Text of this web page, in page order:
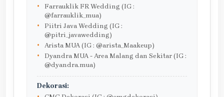
Farrauklik FR Wedding (IG :
@farrauklik_mua)
Piitri Java Wedding (IG :
@pitri_javawedding)
Arista MUA (IG : @arista_Maakeup)
Dyandra MUA - Area Malang dan Sekitar (IG :
@dyandra.mua)
Dekorasi: